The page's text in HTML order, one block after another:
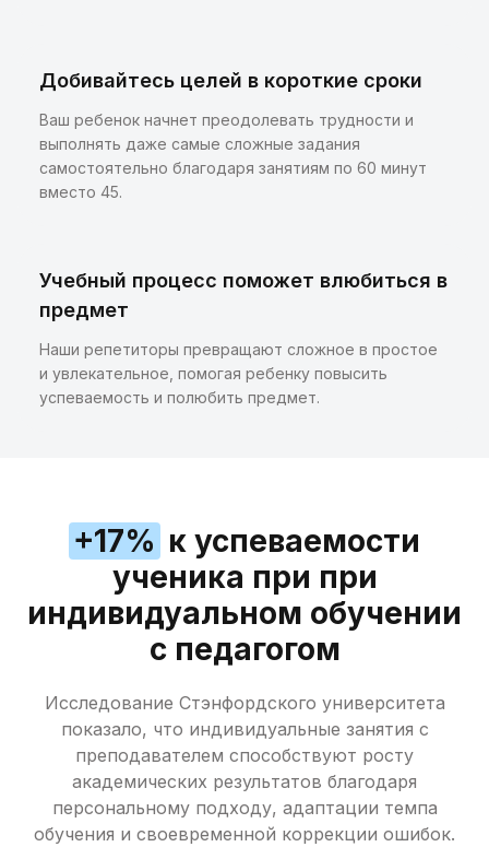
Добивайтесь целей в короткие сроки
Ваш ребенок начнет преодолевать трудности и
выполнять даже самые сложные задания
самостоятельно благодаря занятиям по 60 минут
вместо 45.
Учебный процесс поможет влюбиться в
предмет
Наши репетиторы превращают сложное в простое
и увлекательное, помогая ребенку повысить
успеваемость и полюбить предмет.
+17% к успеваемости
ученика при при
индивидуальном обучении
с педагогом
Исследование Стэнфордского университета
показало, что индивидуальные занятия с
преподавателем способствуют росту
академических результатов благодаря
персональному подходу, адаптации темпа
обучения и своевременной коррекции ошибок.